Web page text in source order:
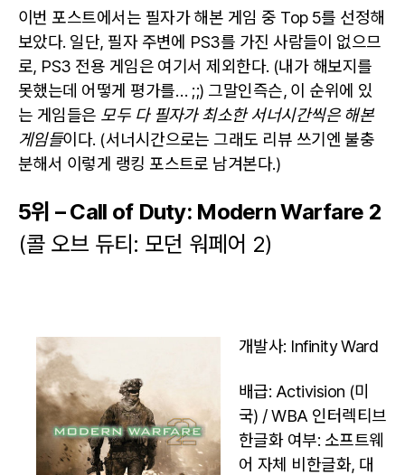
이번 포스트에서는 필자가 해본 게임 중 Top 5를 선정해
보았다. 일단, 필자 주변에 PS3를 가진 사람들이 없으므
로, PS3 전용 게임은 여기서 제외한다. (내가 해보지를
못했는데 어떻게 평가를… ;;) 그말인즉슨, 이 순위에 있
는 게임들은 모두 다 필자가 최소한 서너시간씩은 해본
게임들이다. (서너시간으로는 그래도 리뷰 쓰기엔 불충
분해서 이렇게 랭킹 포스트로 남겨본다.)
5위 – Call of Duty: Modern Warfare 2
(콜 오브 듀티: 모던 워페어 2)
개발사: Infinity Ward
배급: Activision (미
국) / WBA 인터렉티브
한글화 여부: 소프트웨
어 자체 비한글화, 대